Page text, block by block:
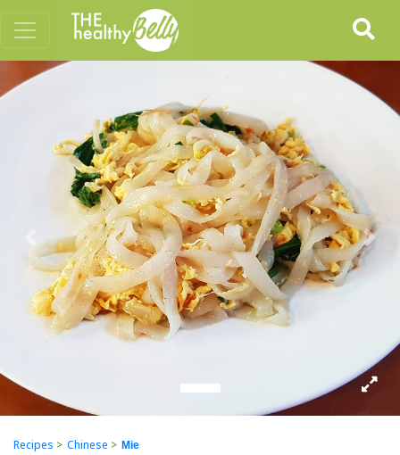
Previous Next
Recipes > Chinese > Mie